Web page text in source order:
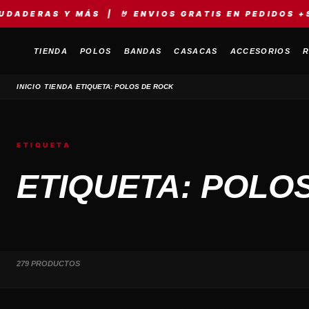
MÁS | 🤘 ENVIOS GRATIS EN PEDIDOS +S/149 |
TIENDA POLOS BANDAS CASACAS ACCESORIOS
INICIO›TIENDA›ETIQUETA: POLOS DE ROCK
ETIQUETA
ETIQUETA:
279 PRODUCTOS